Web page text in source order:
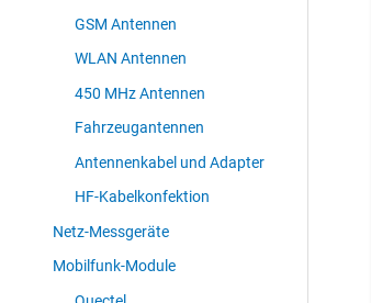
GSM Antennen
WLAN Antennen
450 MHz Antennen
Fahrzeugantennen
Antennenkabel und Adapter
HF-Kabelkonfektion
Netz-Messgeräte
Mobilfunk-Module